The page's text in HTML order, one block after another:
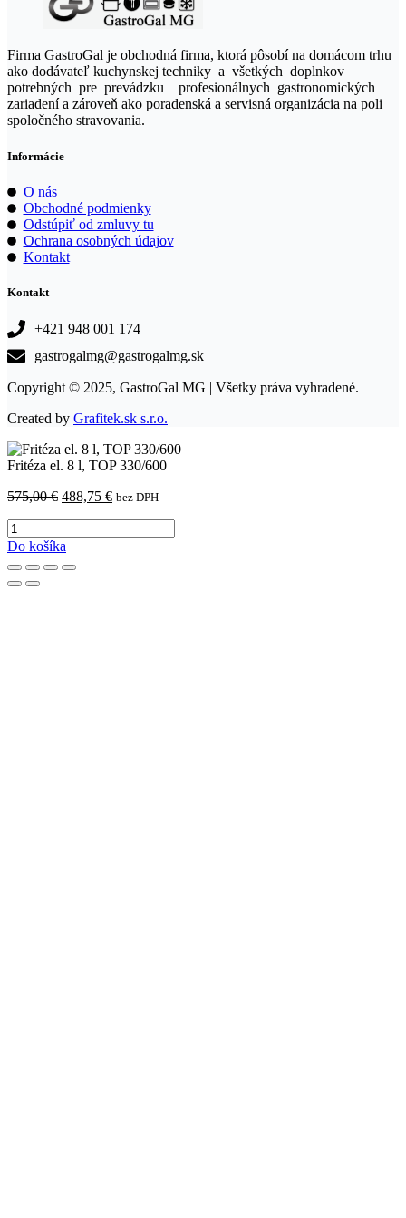
Firma GastroGal je obchodná firma, ktorá pôsobí na domácom trhu
ako dodávateľ kuchynskej techniky a všetkých doplnkov
potrebných pre prevádzku profesionálnych gastronomických
zariadení a zároveň ako poradenská a servisná organizácia na poli
spoločného stravovania.
Informácie
O nás
Obchodné podmienky
Odstúpiť od zmluvy tu
Ochrana osobných údajov
Kontakt
Kontakt
+421 948 001 174
gastrogalmg@gastrogalmg.sk
Copyright © 2025, GastroGal MG | Všetky práva vyhradené.
Created by Grafitek.sk s.r.o.
Fritéza el. 8 l, TOP 330/600
575,00€ Pôvodná
575,00 €.
488,75 €Aktuálna
bez DPH
množstvo
Fritéza
8
l,
Do košíka